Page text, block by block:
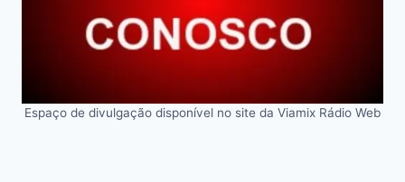
Espaço de divulgação disponível no site da Viamix Rádio Web